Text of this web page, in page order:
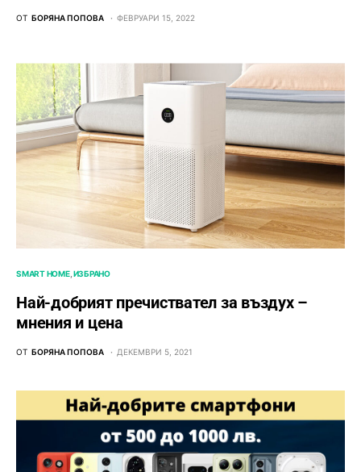
ОТ БОРЯНА ПОПОВА ФЕВРУАРИ 15, 2022
SMART HOME ИЗБРАНО
Най-добрият пречиствател за въздух –
мнения и цена
ОТ БОРЯНА ПОПОВА ДЕКЕМВРИ 5, 2021